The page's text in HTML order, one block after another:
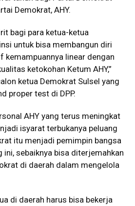
Demokrat, AHY.
bagi para ketua-ketua
untuk bisa membangun diri
kemampuannya linear dengan
ketokohan Ketum AHY,”
ketua Demokrat Sulsel yang
proper test di DPP.
AHY yang terus meningkat
isyarat terbukanya peluang
itu menjadi pemimpin bangsa
ini, sebaiknya bisa diterjemahkan
di daerah dalam mengelola
di daerah harus bisa bekerja